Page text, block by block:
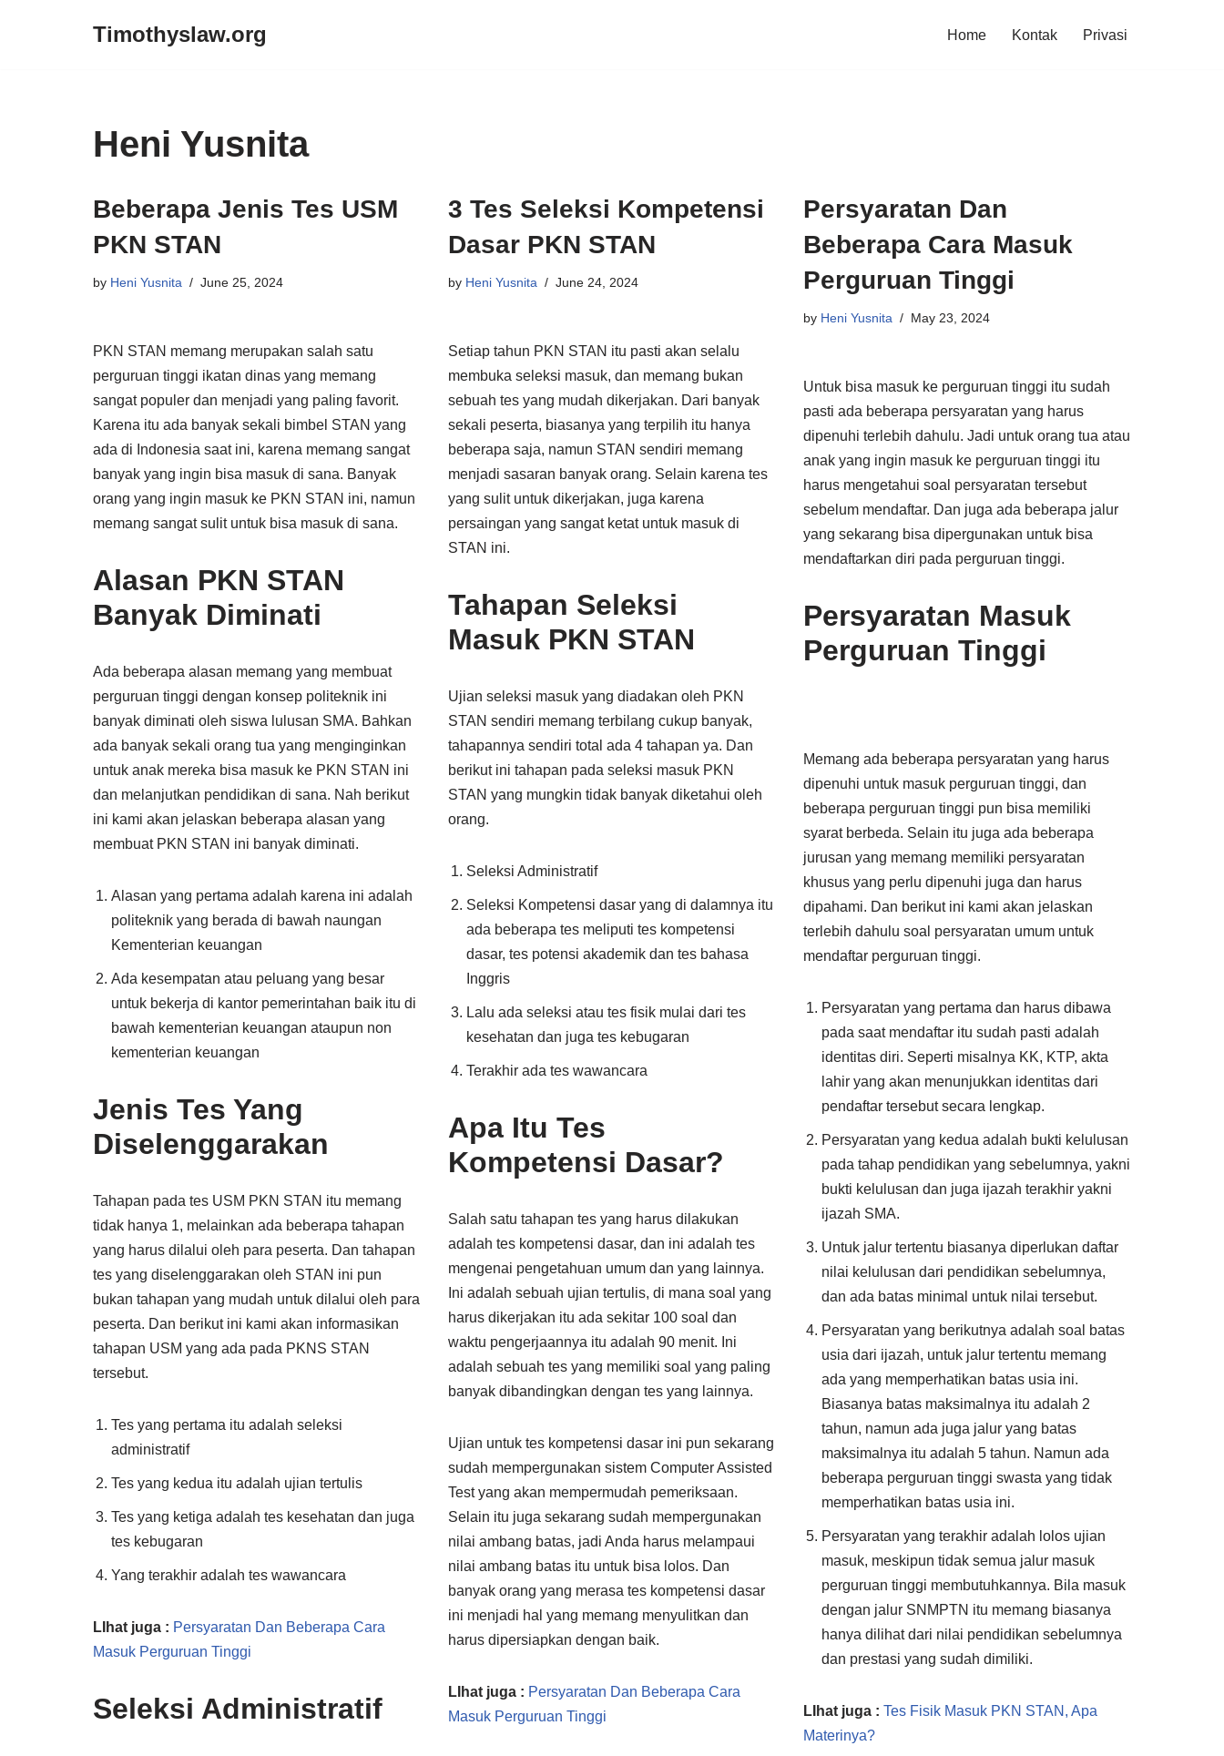
Timothyslaw.org Home Kontak Privasi
Heni Yusnita
Beberapa Jenis Tes USM
PKN STAN
by Heni Yusnita June 25, 2024
PKN STAN memang merupakan salah satu
perguruan tinggi ikatan dinas yang memang
sangat populer dan menjadi yang paling favorit.
Karena itu ada banyak sekali bimbel STAN yang
ada di Indonesia saat ini, karena memang sangat
banyak yang ingin bisa masuk di sana. Banyak
orang yang ingin masuk ke PKN STAN ini, namun
memang sangat sulit untuk bisa masuk di sana.
Alasan PKN STAN
Banyak Diminati
Ada beberapa alasan memang yang membuat
perguruan tinggi dengan konsep politeknik ini
banyak diminati oleh siswa lulusan SMA. Bahkan
ada banyak sekali orang tua yang menginginkan
untuk anak mereka bisa masuk ke PKN STAN ini
dan melanjutkan pendidikan di sana. Nah berikut
ini kami akan jelaskan beberapa alasan yang
membuat PKN STAN ini banyak diminati.
Alasan yang pertama adalah karena ini adalah
politeknik yang berada di bawah naungan
Kementerian keuangan
Ada kesempatan atau peluang yang besar
untuk bekerja di kantor pemerintahan baik itu di
bawah kementerian keuangan ataupun non
kementerian keuangan
Jenis Tes Yang
Diselenggarakan
Tahapan pada tes USM PKN STAN itu memang
tidak hanya 1, melainkan ada beberapa tahapan
yang harus dilalui oleh para peserta. Dan tahapan
tes yang diselenggarakan oleh STAN ini pun
bukan tahapan yang mudah untuk dilalui oleh para
peserta. Dan berikut ini kami akan informasikan
tahapan USM yang ada pada PKNS STAN
tersebut.
Tes yang pertama itu adalah seleksi
administratif
Tes yang kedua itu adalah ujian tertulis
Tes yang ketiga adalah tes kesehatan dan juga
tes kebugaran
Yang terakhir adalah tes wawancara
LIhat juga : Persyaratan Dan Beberapa Cara
Masuk Perguruan Tinggi
Seleksi Administratif
3 Tes Seleksi Kompetensi
Dasar PKN STAN
by Heni Yusnita June 24, 2024
Setiap tahun PKN STAN itu pasti akan selalu
membuka seleksi masuk, dan memang bukan
sebuah tes yang mudah dikerjakan. Dari banyak
sekali peserta, biasanya yang terpilih itu hanya
beberapa saja, namun STAN sendiri memang
menjadi sasaran banyak orang. Selain karena tes
yang sulit untuk dikerjakan, juga karena
persaingan yang sangat ketat untuk masuk di
STAN ini.
Tahapan Seleksi
Masuk PKN STAN
Ujian seleksi masuk yang diadakan oleh PKN
STAN sendiri memang terbilang cukup banyak,
tahapannya sendiri total ada 4 tahapan ya. Dan
berikut ini tahapan pada seleksi masuk PKN
STAN yang mungkin tidak banyak diketahui oleh
orang.
Seleksi Administratif
Seleksi Kompetensi dasar yang di dalamnya itu
ada beberapa tes meliputi tes kompetensi
dasar, tes potensi akademik dan tes bahasa
Inggris
Lalu ada seleksi atau tes fisik mulai dari tes
kesehatan dan juga tes kebugaran
Terakhir ada tes wawancara
Apa Itu Tes
Kompetensi Dasar?
Salah satu tahapan tes yang harus dilakukan
adalah tes kompetensi dasar, dan ini adalah tes
mengenai pengetahuan umum dan yang lainnya.
Ini adalah sebuah ujian tertulis, di mana soal yang
harus dikerjakan itu ada sekitar 100 soal dan
waktu pengerjaannya itu adalah 90 menit. Ini
adalah sebuah tes yang memiliki soal yang paling
banyak dibandingkan dengan tes yang lainnya.
Ujian untuk tes kompetensi dasar ini pun sekarang
sudah mempergunakan sistem Computer Assisted
Test yang akan mempermudah pemeriksaan.
Selain itu juga sekarang sudah mempergunakan
nilai ambang batas, jadi Anda harus melampaui
nilai ambang batas itu untuk bisa lolos. Dan
banyak orang yang merasa tes kompetensi dasar
ini menjadi hal yang memang menyulitkan dan
harus dipersiapkan dengan baik.
LIhat juga : Persyaratan Dan Beberapa Cara
Masuk Perguruan Tinggi
Persyaratan Dan
Beberapa Cara Masuk
Perguruan Tinggi
by Heni Yusnita May 23, 2024
Untuk bisa masuk ke perguruan tinggi itu sudah
pasti ada beberapa persyaratan yang harus
dipenuhi terlebih dahulu. Jadi untuk orang tua atau
anak yang ingin masuk ke perguruan tinggi itu
harus mengetahui soal persyaratan tersebut
sebelum mendaftar. Dan juga ada beberapa jalur
yang sekarang bisa dipergunakan untuk bisa
mendaftarkan diri pada perguruan tinggi.
Persyaratan Masuk
Perguruan Tinggi
Memang ada beberapa persyaratan yang harus
dipenuhi untuk masuk perguruan tinggi, dan
beberapa perguruan tinggi pun bisa memiliki
syarat berbeda. Selain itu juga ada beberapa
jurusan yang memang memiliki persyaratan
khusus yang perlu dipenuhi juga dan harus
dipahami. Dan berikut ini kami akan jelaskan
terlebih dahulu soal persyaratan umum untuk
mendaftar perguruan tinggi.
Persyaratan yang pertama dan harus dibawa
pada saat mendaftar itu sudah pasti adalah
identitas diri. Seperti misalnya KK, KTP, akta
lahir yang akan menunjukkan identitas dari
pendaftar tersebut secara lengkap.
Persyaratan yang kedua adalah bukti kelulusan
pada tahap pendidikan yang sebelumnya, yakni
bukti kelulusan dan juga ijazah terakhir yakni
ijazah SMA.
Untuk jalur tertentu biasanya diperlukan daftar
nilai kelulusan dari pendidikan sebelumnya,
dan ada batas minimal untuk nilai tersebut.
Persyaratan yang berikutnya adalah soal batas
usia dari ijazah, untuk jalur tertentu memang
ada yang memperhatikan batas usia ini.
Biasanya batas maksimalnya itu adalah 2
tahun, namun ada juga jalur yang batas
maksimalnya itu adalah 5 tahun. Namun ada
beberapa perguruan tinggi swasta yang tidak
memperhatikan batas usia ini.
Persyaratan yang terakhir adalah lolos ujian
masuk, meskipun tidak semua jalur masuk
perguruan tinggi membutuhkannya. Bila masuk
dengan jalur SNMPTN itu memang biasanya
hanya dilihat dari nilai pendidikan sebelumnya
dan prestasi yang sudah dimiliki.
LIhat juga : Tes Fisik Masuk PKN STAN, Apa
Materinya?